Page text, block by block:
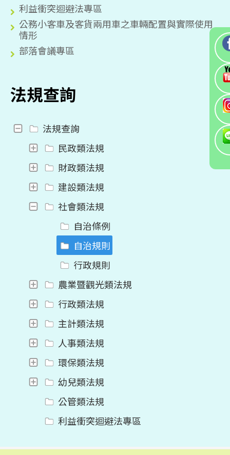
利益衝突迴避法專區
公務小客車及客貨兩用車之車輛配置與實際使用
情形
部落會議專區
法規查詢
法規查詢
民政類法規
財政類法規
建設類法規
社會類法規
自治條例
自治規則
行政規則
農業暨觀光類法規
行政類法規
主計類法規
人事類法規
環保類法規
幼兒類法規
公管類法規
利益衝突迴避法專區